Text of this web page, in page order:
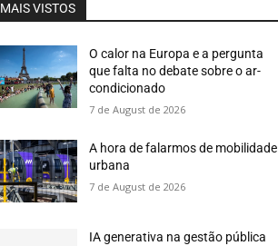
MAIS VISTOS
O calor na Europa e a pergunta
que falta no debate sobre o ar-
condicionado
7 de August de 2026
A hora de falarmos de mobilidade
urbana
7 de August de 2026
IA generativa na gestão pública